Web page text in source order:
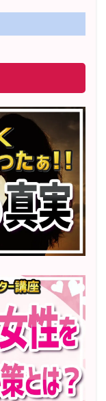
オンラインサ
スター講座」準
ー「LOVEマス
1500名越え
るメールレッス
売実績
開始 限定10名
及び日本NLP能